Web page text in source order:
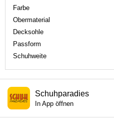
Farbe
Obermaterial
Decksohle
Passform
Schuhweite
Schuhparadies
In App öffnen